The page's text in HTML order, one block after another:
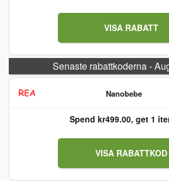
VISA RABATT
Senaste rabattkoderna -
Nanobebe
Spend kr499.00, get 1
VISA RABATTKOD